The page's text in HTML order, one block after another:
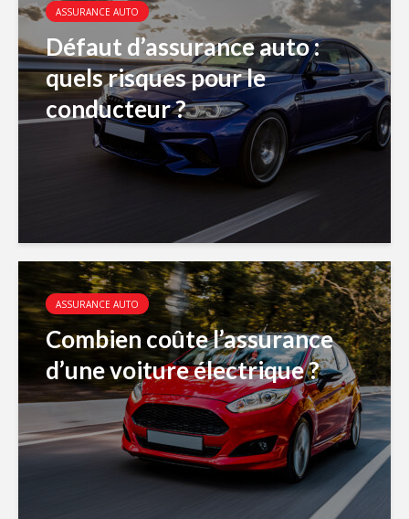
ASSURANCE AUTO
Défaut d’assurance auto :
quels risques pour le
conducteur ?
ASSURANCE AUTO
Combien coûte l’assurance
d’une voiture électrique ?